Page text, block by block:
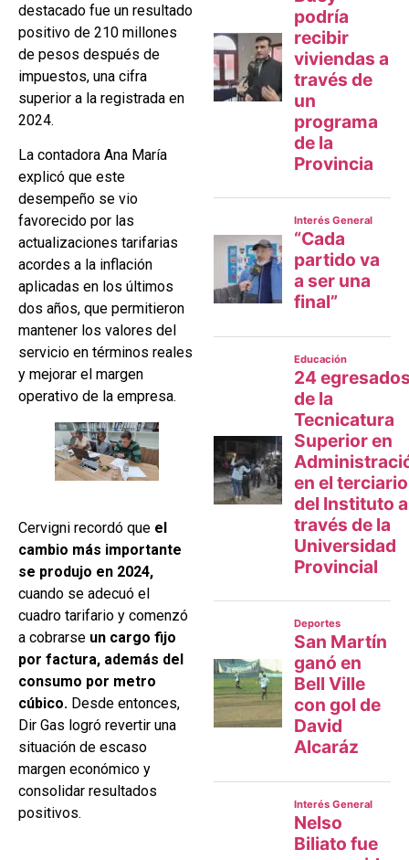
destacado fue un resultado
positivo de 210 millones
de pesos después de
impuestos, una cifra
superior a la registrada en
2024.
La contadora Ana María
explicó que este
desempeño se vio
favorecido por las
actualizaciones tarifarias
acordes a la inflación
aplicadas en los últimos
dos años, que permitieron
mantener los valores del
servicio en términos reales
y mejorar el margen
operativo de la empresa.
Cervigni recordó que el
cambio más importante
se produjo en 2024,
cuando se adecuó el
cuadro tarifario y comenzó
a cobrarse un cargo fijo
por factura, además del
consumo por metro
cúbico. Desde entonces,
Dir Gas logró revertir una
situación de escaso
margen económico y
consolidar resultados
positivos.